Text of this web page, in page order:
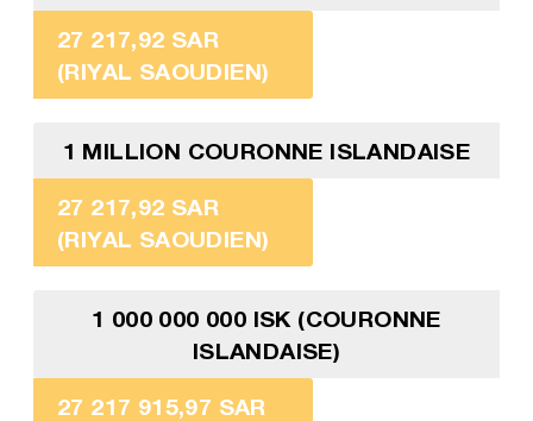
27 217,92 SAR
(RIYAL SAOUDIEN)
1 MILLION COURONNE ISLANDAISE
27 217,92 SAR
(RIYAL SAOUDIEN)
1 000 000 000 ISK (COURONNE
ISLANDAISE)
27 217 915,97 SAR